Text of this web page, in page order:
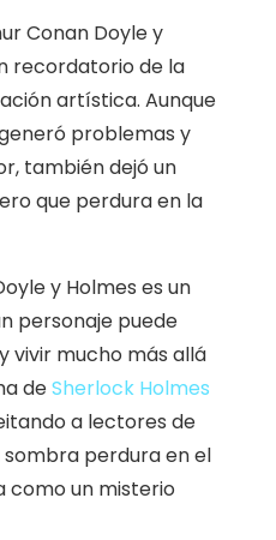
Conan Doyle y
recordatorio de la
artística. Aunque
problemas y
también dejó un
que perdura en la
y Holmes es un
personaje puede
vivir mucho más allá
deSherlock Holmes
a lectores de
sombra perdura en el
como un misterio